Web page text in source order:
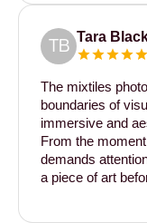
TB
Tara
The mixtiles
boundaries of
immersive and
From the
demands
a piece of art